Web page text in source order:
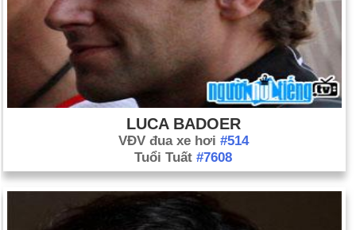
LUCA BADOER
VĐV đua xe hơi #514
Tuổi Tuất #7608